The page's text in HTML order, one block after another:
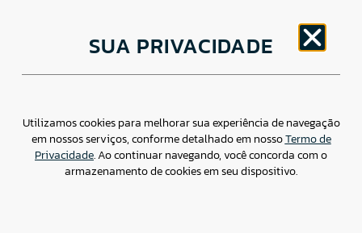
Av. Brigadeiro Faria Lima, 1779 – 5oAndar Jardim
Paulistano, São Paulo/ SP – CEP: 01452-914
Assessoria de imprensa: imprensa@csdbr.com
SUA PRIVACIDADE
Utilizamos cookies para melhorar sua experiência de navegação
em nossos serviços, conforme detalhado em nossoTermo de
Privacidade. Ao continuar navegando, você concorda com o
armazenamento de cookies em seu dispositivo.